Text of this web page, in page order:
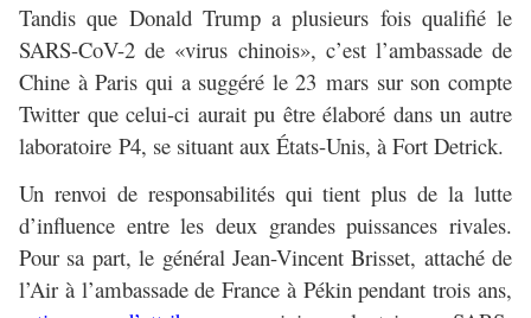
Tandis que Donald Trump a plusieurs fois qualifié le
SARS-CoV-2 de «virus chinois», c’est l’ambassade de
Chine à Paris qui a suggéré le 23 mars sur son compte
Twitter que celui-ci aurait pu être élaboré dans un autre
laboratoire P4, se situant aux États-Unis, à Fort Detrick.
Un renvoi de responsabilités qui tient plus de la lutte
d’influence entre les deux grandes puissances rivales.
Pour sa part, le général Jean-Vincent Brisset, attaché de
l’Air à l’ambassade de France à Pékin pendant trois ans,